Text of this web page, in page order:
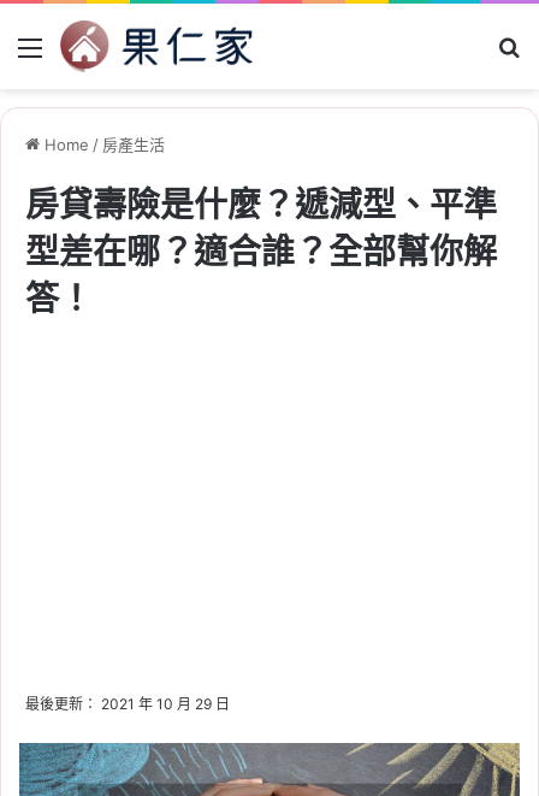
Menu
Home / 房產生活
房貸壽險是什麼？遞減型、平準
型差在哪？適合誰？全部幫你解
答！
最後更新： 2021 年 10 月 29 日